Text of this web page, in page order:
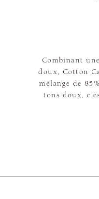
Combinant
doux, Cotton
mélange de
tons doux,